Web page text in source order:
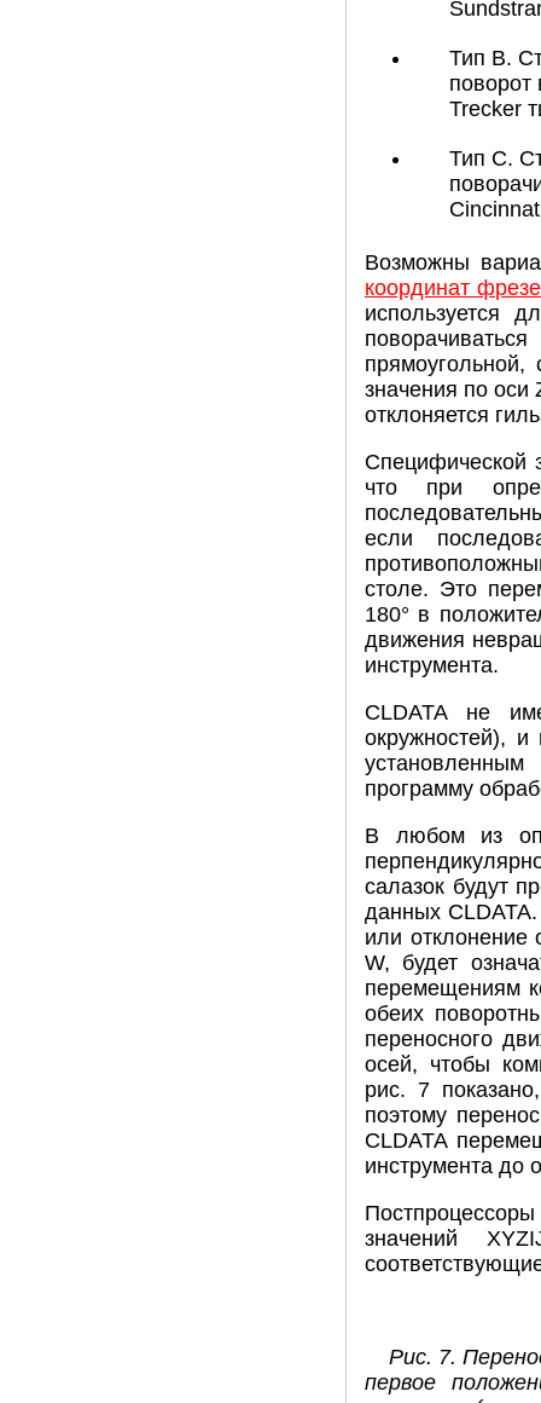
Тип B.
поворот
Trecker
Тип C.
Возможны
координат
используется
значения по оси
отклоняется
Специфической
что при
если
столе. Это
180° в
движения
инструмента.
CLDATA не
окружностей), и
программу
В любом из
салазок будут
данных
или отклонение
W, будет
перемещениям
обеих
переносного
осей, чтобы
рис. 7
поэтому
CLDATA
инструмента до
значений
Рис. 7.
первое